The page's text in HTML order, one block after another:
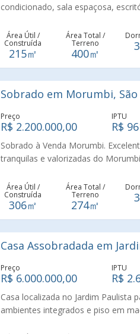
condicionado, sala espaçosa,
funcional e excelente
churrasqueira, fogão de indução
portas blindadas, sistema de
garagem para até 4 carros
lazer. A mobilidade é um dos
diferentes regiões de São Paulo,
do Ipiranga do metrô - Linha Verde.
Área Útil /
Construída
215㎡
Área Total /
Terreno
400㎡
3
Sobrado em Morumbi, São
Preço
R$ 2.200.000,00
IPTU
R$
Sobrado à Venda Morumbi.
tranquilas e valorizadas do
ambientes oferece excelente
para receber familiares e amigos.
jardim privativo, agradável espaço
próximo a escolas, comércios,
conhecer este excelente imóvel!
Área Útil /
Construída
306㎡
Área Total /
Terreno
274㎡
3
Casa Assobradada em
Preço
R$ 6.000.000,00
IPTU
R$
Casa localizada no Jardim Paulista
ambientes integrados e piso em